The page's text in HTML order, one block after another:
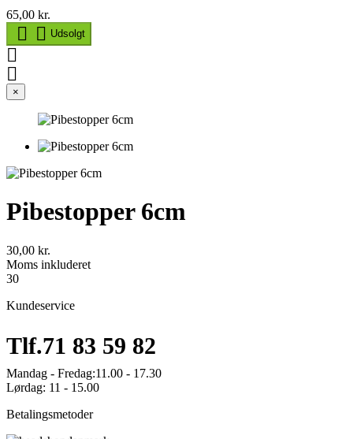
65,00 kr.
  Udsolgt


×
Pibestopper 6cm
30,00 kr.
Moms inkluderet
30
Kundeservice
Tlf.71 83 59 82
Mandag - Fredag:11.00 - 17.30
Lørdag: 11 - 15.00
Betalingsmetoder